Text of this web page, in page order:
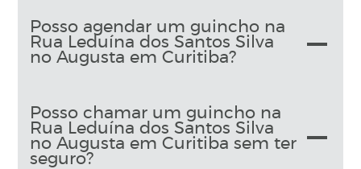
Posso agendar um guincho na
Rua Leduína dos Santos Silva
no Augusta em Curitiba?
Posso chamar um guincho na
Rua Leduína dos Santos Silva
no Augusta em Curitiba sem ter
seguro?